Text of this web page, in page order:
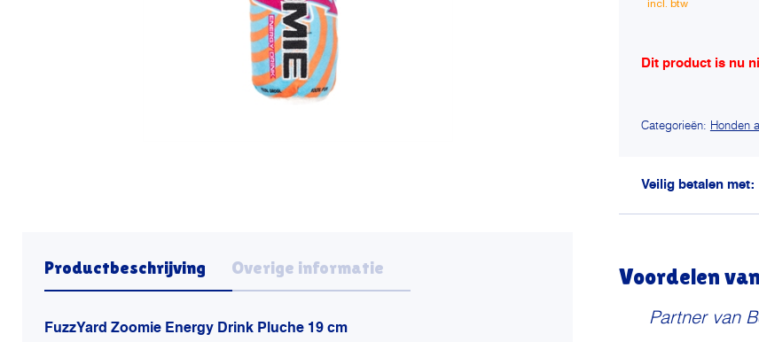
Dit product is nu
Categorieën: Honden
Veilig betalen met:
Productbeschrijving Overige informatie
FuzzYard Zoomie Energy Drink Pluche 19 cm
Voordelen
Partner van